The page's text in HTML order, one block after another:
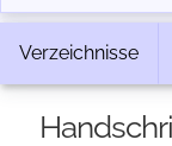
Verzeichnisse